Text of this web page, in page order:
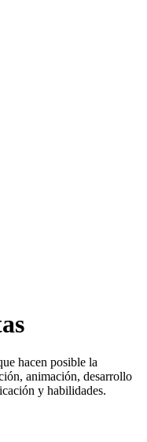
hacen posible la
animación, desarrollo
y habilidades.